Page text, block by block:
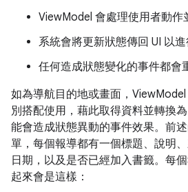
ViewModel 會處理使用者動作
系統會將更新狀態傳回 UI 以進
任何造成狀態變化的事件都會
如為導航目的地或畫面，
別搭配使用，藉此取得資料並轉換
能會造成狀態異動的事件效果。前
單，每個報導都有一個標題、說明
日期，以及是否已經加入書籤。每
起來會是這樣：